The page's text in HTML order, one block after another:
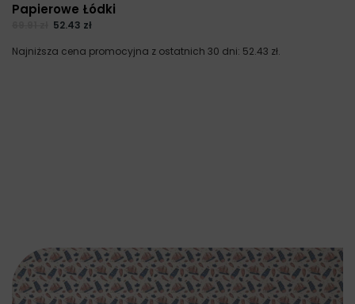
Papierowe Łódki
52.43 zł
Najniższa cena promocyjna z ostatnich 30 dni: 52.43 zł.